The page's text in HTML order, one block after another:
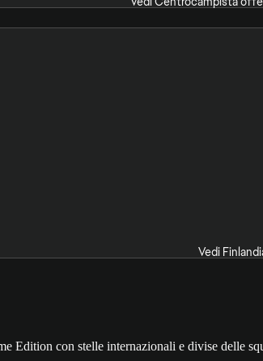
Vedi